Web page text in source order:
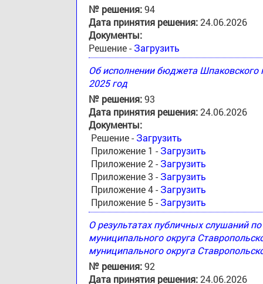
№ решения:94
Дата принятия решения:24.06.2026
Документы:
Решение - Загрузить
Об исполнении бюджета Шпаковского
2025 год
№ решения:93
Дата принятия решения:24.06.2026
Документы:
Решение - Загрузить
Приложение 1 - Загрузить
Приложение 2 - Загрузить
Приложение 3 - Загрузить
Приложение 4 - Загрузить
Приложение 5 - Загрузить
О результатах публичных слушаний
муниципального округа
муниципального округа
№ решения:92
Дата принятия решения:24.06.2026